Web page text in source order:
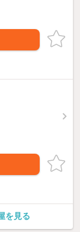
を見る